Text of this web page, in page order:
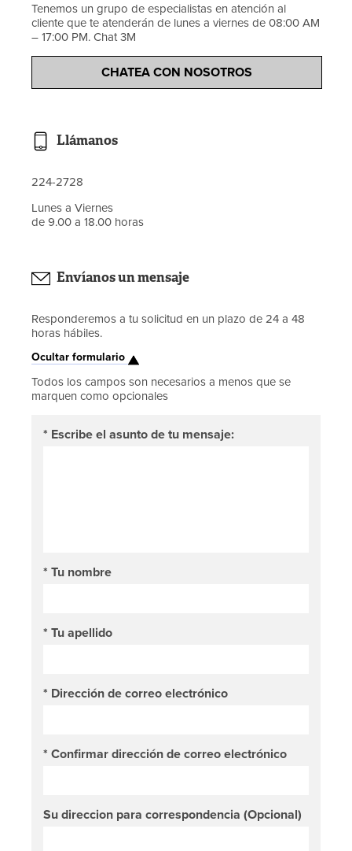
Tenemos un grupo de especialistas en atención al
cliente que te atenderán de lunes a viernes de 08:00 AM
– 17:00 PM. Chat 3M
CHATEA CON NOSOTROS
Llámanos
224-2728
Lunes a Viernes
de 9.00 a 18.00 horas
Envíanos un mensaje
Responderemos a tu solicitud en un plazo de 24 a 48
horas hábiles.
Ocultar formulario
Todos los campos son necesarios a menos que se
marquen como opcionales
* Escribe el asunto de tu mensaje:
* Tu nombre
* Tu apellido
* Dirección de correo electrónico
* Confirmar dirección de correo electrónico
Su direccion para correspondencia (Opcional)